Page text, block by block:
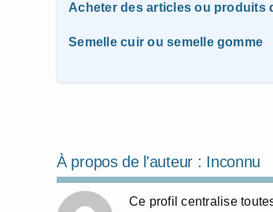
Acheter des articles ou produits
Semelle cuir ou semelle gomme
À propos de l'auteur : Inconnu
Ce profil centralise